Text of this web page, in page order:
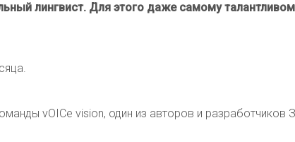
лингвист. Для этого даже самому
vOICe vision, один из авторов и разработчиков